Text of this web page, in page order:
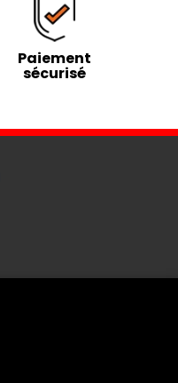
Paiement
sécurisé